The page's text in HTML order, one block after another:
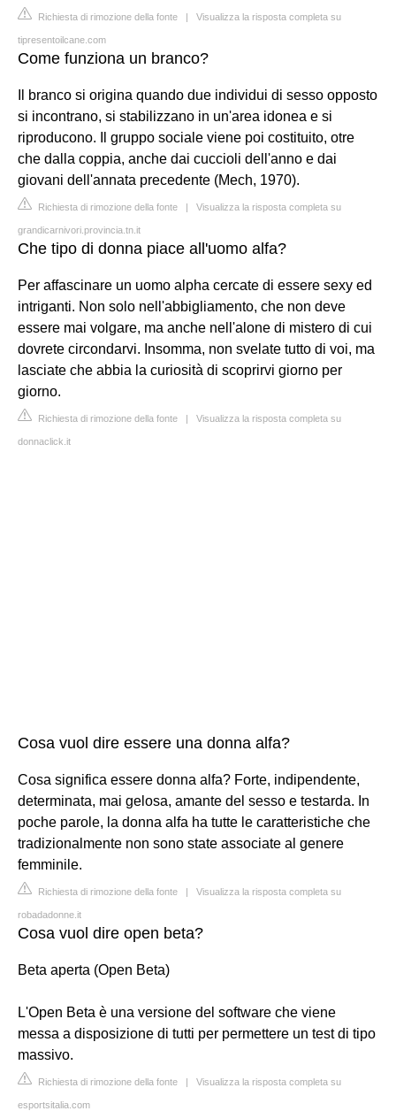
Richiesta di rimozione della fonte | Visualizza la risposta completa su
tipresentoilcane.com
Come funziona un branco?
Il branco si origina quando due individui di sesso opposto
si incontrano, si stabilizzano in un'area idonea e si
riproducono. Il gruppo sociale viene poi costituito, otre
che dalla coppia, anche dai cuccioli dell'anno e dai
giovani dell'annata precedente (Mech, 1970).
Richiesta di rimozione della fonte | Visualizza la risposta completa su
grandicarnivori.provincia.tn.it
Che tipo di donna piace all'uomo alfa?
Per affascinare un uomo alpha cercate di essere sexy ed
intriganti. Non solo nell'abbigliamento, che non deve
essere mai volgare, ma anche nell'alone di mistero di cui
dovrete circondarvi. Insomma, non svelate tutto di voi, ma
lasciate che abbia la curiosità di scoprirvi giorno per
giorno.
Richiesta di rimozione della fonte | Visualizza la risposta completa su
donnaclick.it
Cosa vuol dire essere una donna alfa?
Cosa significa essere donna alfa? Forte, indipendente,
determinata, mai gelosa, amante del sesso e testarda. In
poche parole, la donna alfa ha tutte le caratteristiche che
tradizionalmente non sono state associate al genere
femminile.
Richiesta di rimozione della fonte | Visualizza la risposta completa su
robadadonne.it
Cosa vuol dire open beta?
Beta aperta (Open Beta)
L'Open Beta è una versione del software che viene
messa a disposizione di tutti per permettere un test di tipo
massivo.
Richiesta di rimozione della fonte | Visualizza la risposta completa su
esportsitalia.com